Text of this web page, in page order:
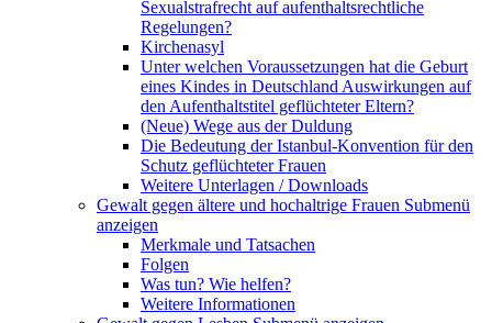
Sexualstrafrecht auf aufenthaltsrechtliche
Regelungen?
Kirchenasyl
Unter welchen Voraussetzungen hat die Geburt
eines Kindes in Deutschland Auswirkungen auf
den Aufenthaltstitel geflüchteter Eltern?
(Neue) Wege aus der Duldung
Die Bedeutung der Istanbul-Konvention für den
Schutz geflüchteter Frauen
Weitere Unterlagen / Downloads
Gewalt gegen ältere und hochaltrige Frauen Submenü
anzeigen
Merkmale und Tatsachen
Folgen
Was tun? Wie helfen?
Weitere Informationen